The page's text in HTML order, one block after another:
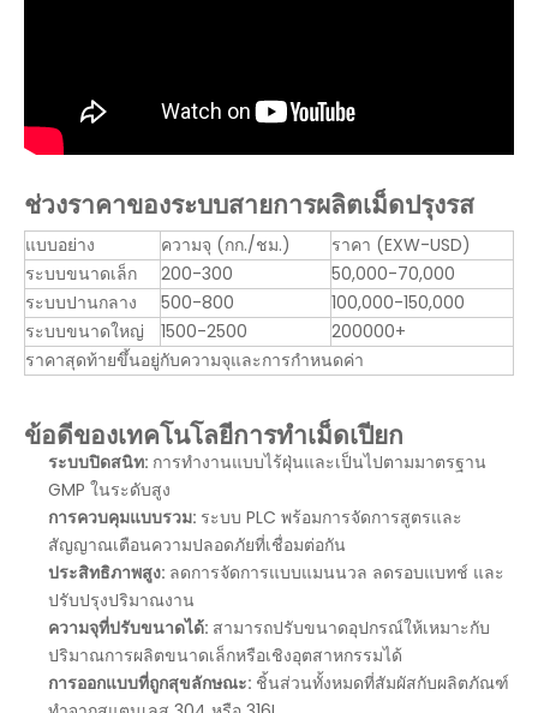
ช่วงราคาของระบบสายการผลิตเม็ดปรุงรส
แบบอย่าง ความจุ (กก./ชม.)
ราคา (EXW-USD)
ระบบขนาดเล็ก
200-300
50,000-70,000
ระบบปานกลาง
500-800
100,000-150,000
ระบบขนาดใหญ่
1500-2500
200000+
ราคาสุดท้ายขึ้นอยู่กับความจุและการกำหนดค่า
ข้อดีของเทคโนโลยีการทำเม็ดเปียก
ระบบปิดสนิท: การทำงานแบบไร้ฝุ่นและเป็นไปตามมาตรฐาน
GMP ในระดับสูง
การควบคุมแบบรวม: ระบบ PLC พร้อมการจัดการสูตรและ
สัญญาณเตือนความปลอดภัยที่เชื่อมต่อกัน
ประสิทธิภาพสูง: ลดการจัดการแบบแมนนวล ลดรอบแบทช์ และ
ปรับปรุงปริมาณงาน
ความจุที่ปรับขนาดได้: สามารถปรับขนาดอุปกรณ์ให้เหมาะกับ
ปริมาณการผลิตขนาดเล็กหรือเชิงอุตสาหกรรมได้
การออกแบบที่ถูกสุขลักษณะ: ชิ้นส่วนทั้งหมดที่สัมผัสกับผลิตภัณฑ์